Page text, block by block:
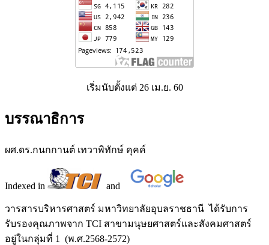
เริ่มนับตั้งแต่ 26 เม.ย. 60
บรรณาธิการ
ผศ.ดร.กนกกานต์ เทวาพิทักษ์ คุคค์
Indexed in and
วารสารบริหารศาสตร์ มหาวิทยาลัยอุบลราชธานี ได้รับการ
รับรองคุณภาพจาก TCI สาขามนุษยศาสตร์และสังคมศาสตร์
อยู่ในกลุ่มที่ 1 (พ.ศ.2568-2572)